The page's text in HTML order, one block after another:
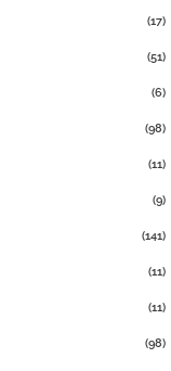
(17)
(51)
(6)
(98)
(11)
(9)
(141)
(11)
(11)
(98)